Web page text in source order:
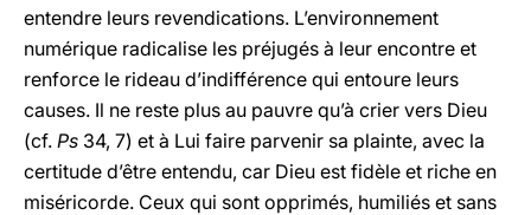
entendre leurs revendications. L’environnement
numérique radicalise les préjugés à leur encontre et
renforce le rideau d’indifférence qui entoure leurs
causes. Il ne reste plus au pauvre qu’à crier vers Dieu
(cf. Ps 34, 7) et à Lui faire parvenir sa plainte, avec la
certitude d’être entendu, car Dieu est fidèle et riche en
miséricorde. Ceux qui sont opprimés, humiliés et sans